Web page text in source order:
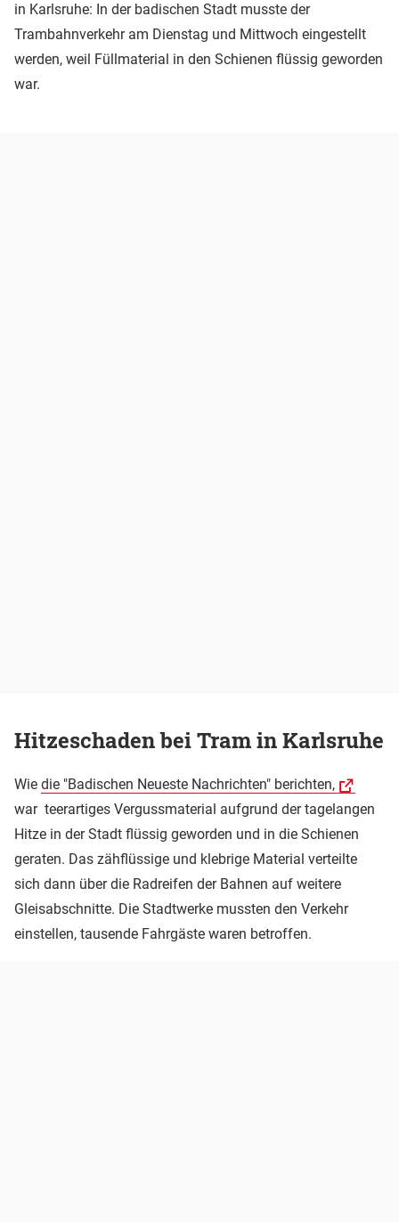
in Karlsruhe: In der badischen Stadt musste der
Trambahnverkehr am Dienstag und Mittwoch eingestellt
werden, weil Füllmaterial in den Schienen flüssig geworden
war.
Hitzeschaden bei Tram in Karlsruhe
Wie die "Badischen Neueste Nachrichten" berichten,
war teerartiges Vergussmaterial aufgrund der tagelangen
Hitze in der Stadt flüssig geworden und in die Schienen
geraten. Das zähflüssige und klebrige Material verteilte
sich dann über die Radreifen der Bahnen auf weitere
Gleisabschnitte. Die Stadtwerke mussten den Verkehr
einstellen, tausende Fahrgäste waren betroffen.